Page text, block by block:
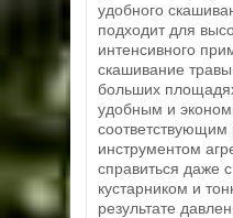
удобного
подходит для
интенсивного
скашивание
больших
удобным и
инструментом
справиться даже
кустарником и
результате